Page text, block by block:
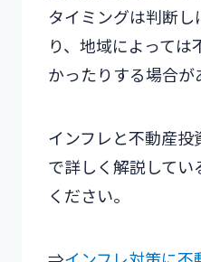
タイミングは判断
り、地域によって
かったりする場合が
インフレと不動産
で詳しく解説して
ください。